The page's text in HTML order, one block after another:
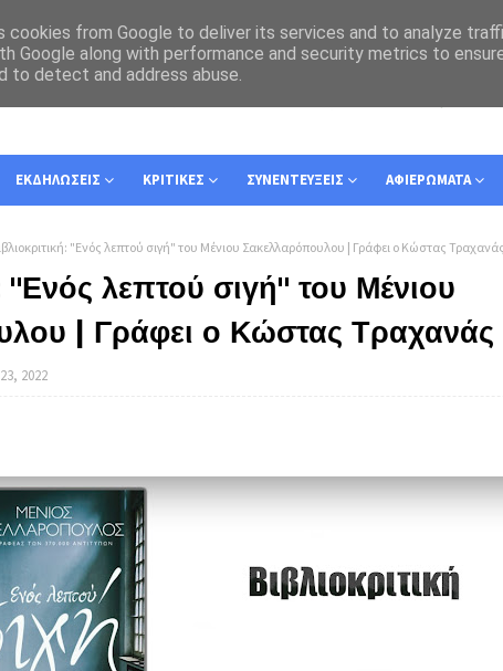
ΕΚΔΗΛΩΣΕΙΣ ΚΡΙΤΙΚΕΣ ΣΥΝΕΝΤΕΥΞΕΙΣ ΑΦΙΕΡΩΜΑΤΑ
"Ενός λεπτού σιγή" του Μένιου Σακελλαρόπουλου | Γράφει ο Κώστας Τραχανάς
"Ενός λεπτού σιγή" του Μένιου
| Γράφει ο Κώστας Τραχανάς
2022
cookies from Google to deliver its services and to analyze
Google along with performance and security metrics to
to detect and address abuse.